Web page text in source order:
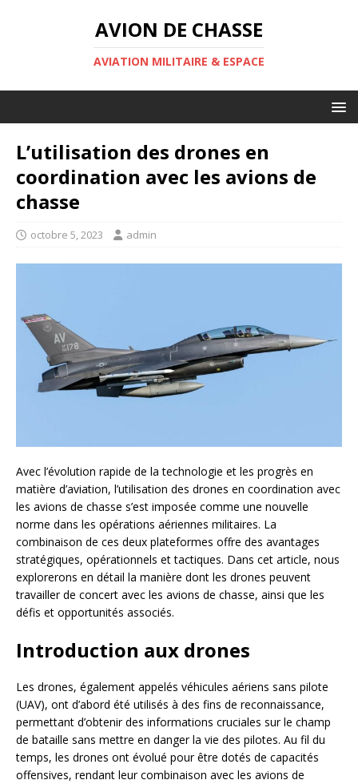
AVION DE CHASSE
AVIATION MILITAIRE & ESPACE
L’utilisation des drones en
coordination avec les avions de
chasse
octobre 5, 2023 admin
Avec l’évolution rapide de la technologie et les progrès en
matière d’aviation, l’utilisation des drones en coordination avec
les avions de chasse s’est imposée comme une nouvelle
norme dans les opérations aériennes militaires. La
combinaison de ces deux plateformes offre des avantages
stratégiques, opérationnels et tactiques. Dans cet article, nous
explorerons en détail la manière dont les drones peuvent
travailler de concert avec les avions de chasse, ainsi que les
défis et opportunités associés.
Introduction aux drones
Les drones, également appelés véhicules aériens sans pilote
(UAV), ont d’abord été utilisés à des fins de reconnaissance,
permettant d’obtenir des informations cruciales sur le champ
de bataille sans mettre en danger la vie des pilotes. Au fil du
temps, les drones ont évolué pour être dotés de capacités
offensives, rendant leur combinaison avec les avions de